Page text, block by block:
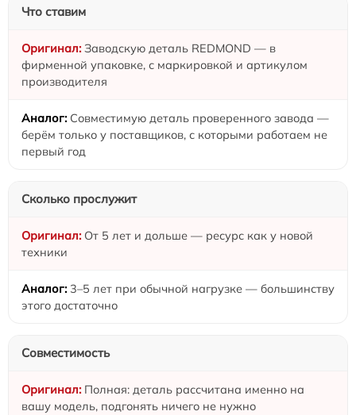
Что ставим
Заводскую деталь REDMOND — в
фирменной упаковке, с маркировкой и артикулом
производителя
Совместимую деталь проверенного завода —
берём только у поставщиков, с которыми работаем не
первый год
Сколько прослужит
От 5 лет и дольше — ресурс как у новой
техники
3–5 лет при обычной нагрузке — большинству
этого достаточно
Совместимость
Полная: деталь рассчитана именно на
вашу модель, подгонять ничего не нужно